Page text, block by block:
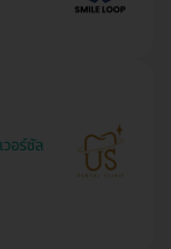
อร์ซัล